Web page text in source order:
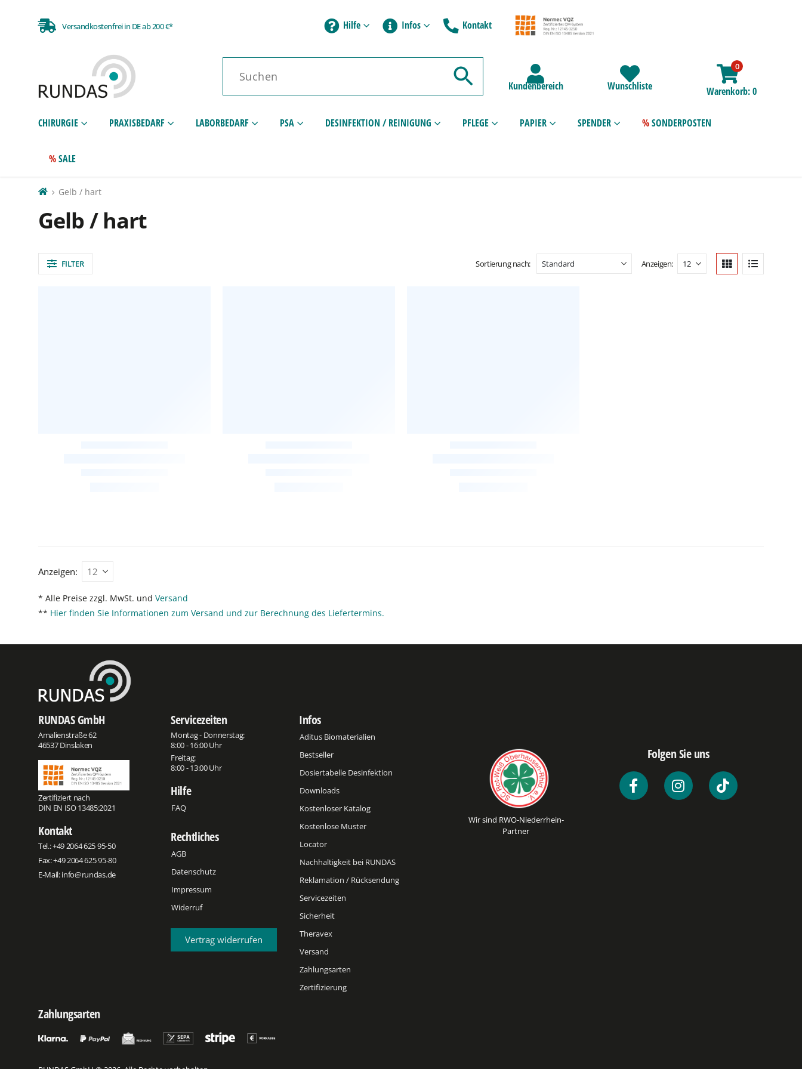
Versandkostenfrei in DE ab 200 €* Hilfe Infos Kontakt
Kundenbereich Wunschliste
0
Warenkorb 0
CHIRURGIE PRAXISBEDARF LABORBEDARF PSA DESINFEKTION / REINIGUNG PFLEGE PAPIER SPENDER SONDERPOSTEN
SALE
Gelb / hart
Gelb / hart
FILTER Sortierung nach: Anzeigen:
Anzeigen:
* Alle Preise zzgl. MwSt. und Versand
** Hier finden Sie Informationen zum Versand und zur Berechnung des Liefertermins.
RUNDAS GmbH
Amalienstraße 62
46537 Dinslaken
Zertifiziert nach
DIN EN ISO 13485:2021
Kontakt
Tel.:+49 2064 625 95-50
Fax: +49 2064 625 95-80
E-Mail:info@rundas.de
Servicezeiten
Montag - Donnerstag:
8:00 - 16:00 Uhr
Freitag:
8:00 - 13:00 Uhr
Hilfe
FAQ
Rechtliches
AGB
Datenschutz
Impressum
Widerruf
Vertrag widerrufen
Infos
Aditus Biomaterialien
Bestseller
Dosiertabelle Desinfektion
Downloads
Kostenloser Katalog
Kostenlose Muster
Locator
Nachhaltigkeit bei RUNDAS
Reklamation / Rücksendung
Servicezeiten
Sicherheit
Theravex
Versand
Zahlungsarten
Zertifizierung
Wir sind RWO-Niederrhein-
Partner
Folgen Sie uns
Zahlungsarten